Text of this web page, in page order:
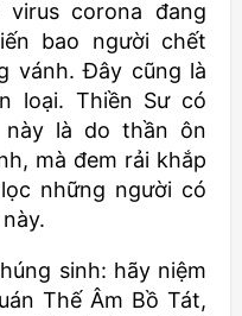
corona đang
bao người chết
vánh. Đây cũng là
loại. Thiền Sư có
này là do thần ôn
mà đem rải khắp
những người có
sinh: hãy niệm
Thế Âm Bồ Tát,